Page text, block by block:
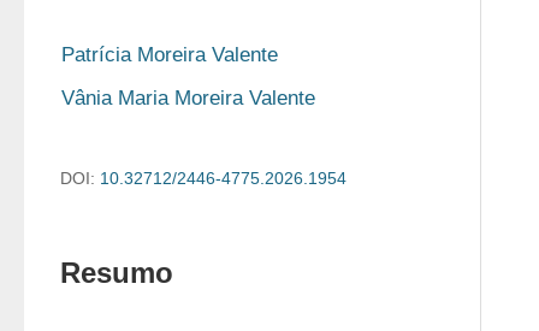
Patrícia Moreira Valente
Vânia Maria Moreira Valente
DOI: 10.32712/2446-4775.2026.1954
Resumo